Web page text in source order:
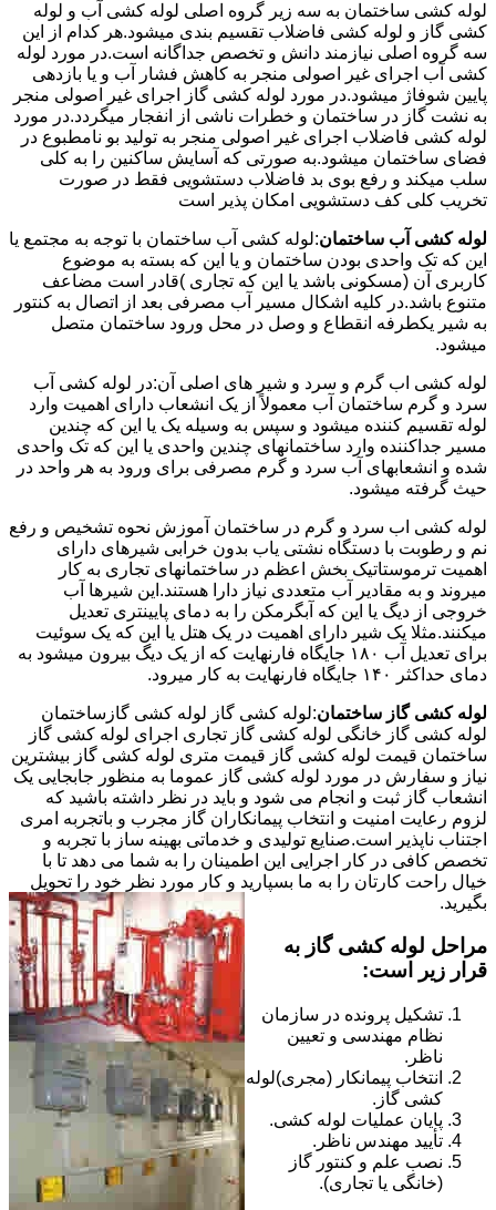
لوله کشی ساختمان به سه زیر گروه اصلی لوله کشی آب و لوله
کشی گاز و لوله کشی فاضلاب تقسیم بندی میشود.هر کدام از این
سه گروه اصلی نیازمند دانش و تخصص جداگانه است.در مورد لوله
کشی آب اجرای غیر اصولی منجر به کاهش فشار آب و یا بازدهی
پایین شوفاژ میشود.در مورد لوله کشی گاز اجرای غیر اصولی منجر
به نشت گاز در ساختمان و خطرات ناشی از انفجار میگردد.در مورد
لوله کشی فاضلاب اجرای غیر اصولی منجر به تولید بو نامطبوع در
فضای ساختمان میشود.به صورتی که آسایش ساکنین را به کلی
سلب میکند و رفع بوی بد فاضلاب دستشویی فقط در صورت
تخریب کلی کف دستشویی امکان پذیر است
لوله کشی آب ساختمان:لوله کشی آب ساختمان با توجه به مجتمع یا
این که تک واحدی بودن ساختمان و یا این که بسته به موضوع
کاربری آن (مسکونی باشد یا این که تجاری )قادر است مضاعف
متنوع باشد.در کلیه اشکال مسیر آب مصرفی بعد از اتصال به کنتور
به شیر یکطرفه انقطاع و وصل در محل ورود ساختمان متصل
میشود.
لوله کشی اب گرم و سرد و شیر های اصلی آن:در لوله کشی آب
سرد و گرم ساختمان آب معمولاً از یک انشعاب دارای اهمیت وارد
لوله تقسیم کننده میشود و سپس به وسیله یک یا این که چندین
مسیر جداکننده وارد ساختمانهای چندین واحدی یا این که تک واحدی
شده و انشعابهای آب سرد و گرم مصرفی برای ورود به هر واحد در
حیث گرفته میشود.
لوله کشی اب سرد و گرم در ساختمان آموزش نحوه تشخیص و رفع
نم و رطوبت با دستگاه نشتی یاب بدون خرابی شیرهای دارای
اهمیت ترموستاتیک بخش اعظم در ساختمانهای تجاری به کار
میروند و به مقادیر آب متعددی نیاز دارا هستند.این شیرها آب
خروجی از دیگ یا این که آبگرمکن را به دمای پایینتری تعدیل
میکنند.مثلا یک شیر دارای اهمیت در یک هتل یا این که یک سوئیت
برای تعدیل آب ۱۸۰ جایگاه فارنهایت که از یک دیگ بیرون میشود به
دمای حداکثر ۱۴۰ جایگاه فارنهایت به کار میرود.
لوله کشی گاز ساختمان:لوله کشی گاز لوله کشی گازساختمان
لوله کشی گاز خانگی لوله کشی گاز تجاری اجرای لوله کشی گاز
ساختمان قیمت لوله کشی گاز قیمت متری لوله کشی گاز بیشترین
نیاز و سفارش در مورد لوله کشی گاز عموما به منظور جابجایی یک
انشعاب گاز ثبت و انجام می شود و باید در نظر داشته باشید که
لزوم رعایت امنیت و انتخاب پیمانکاران گاز مجرب و باتجربه امری
اجتناب ناپذیر است.صنایع تولیدی و خدماتی بهینه ساز با تجربه و
تخصص کافی در کار اجرایی این اطمینان را به شما می دهد تا با
خیال راحت کارتان را به ما بسپارید و کار مورد نظر خود را تحویل
بگیرید.
مراحل لوله کشی گاز به
قرار زیر است:
تشکیل پرونده در سازمان
نظام مهندسی و تعیین
ناظر.
انتخاب پیمانکار (مجری)لوله
کشی گاز.
پایان عملیات لوله کشی.
تأیید مهندس ناظر.
نصب علم و کنتور گاز
(خانگی یا تجاری).